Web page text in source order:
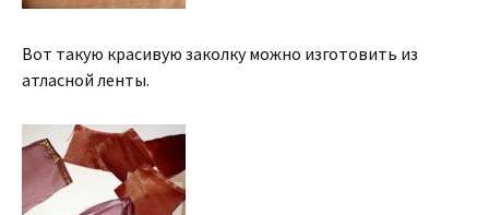
Вот такую красивую заколку можно изготовить из
атласной ленты.